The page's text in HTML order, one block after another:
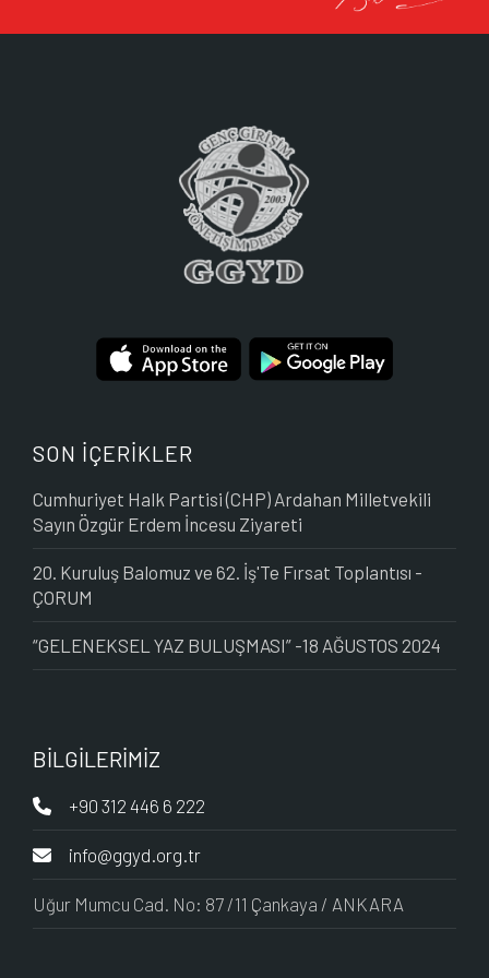
SON İÇERİKLER
Cumhuriyet Halk Partisi (CHP) Ardahan Milletvekili
Sayın Özgür Erdem İncesu Ziyareti
20. Kuruluş Balomuz ve 62. İş'Te Fırsat Toplantısı -
ÇORUM
“GELENEKSEL YAZ BULUŞMASI” -18 AĞUSTOS 2024
BİLGİLERİMİZ
+90 312 446 6 222
info@ggyd.org.tr
Uğur Mumcu Cad. No: 87 /11 Çankaya / ANKARA